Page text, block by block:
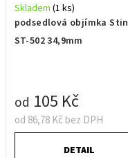
podsedlová objímka
ST-502 34,9mm
Skladem (1 ks)
od 86,78 Kč bez DPH
od 105 Kč
DETAIL